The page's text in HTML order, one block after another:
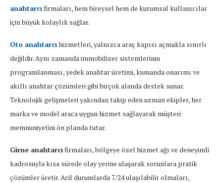
anahtarcıfirmaları, hem bireysel hem de kurumsal kullanıcılar
için büyük kolaylık sağlar.
Oto anahtarcıhizmetleri, yalnızca araç kapısı açmakla sınırlı
değildir. Aynı zamanda immobilizer sistemlerinin
programlanması, yedek anahtar üretimi, kumanda onarımı ve
akıllı anahtar çözümleri gibi birçok alanda destek sunar.
Teknolojik gelişmeleri yakından takip eden uzman ekipler, her
marka ve model araca uygun hizmet sağlayarak müşteri
memnuniyetini ön planda tutar.
Girne anahtarcıfirmaları, bölgeye özel hizmet ağı ve deneyimli
kadrosuyla kısa sürede olay yerine ulaşarak sorunlara pratik
çözümler üretir. Acil durumlarda 7/24 ulaşılabilir olmaları,